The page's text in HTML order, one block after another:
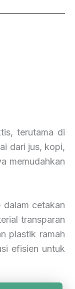
terutama di
dari jus, kopi,
memudahkan
cetakan
transparan
plastik ramah
efisien untuk